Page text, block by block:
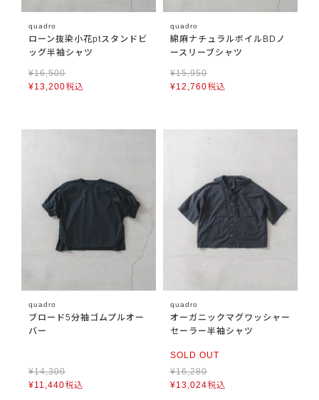
quadro
ローン抜染小花ptスタンドビ
ッグ半袖シャツ
¥16,500
¥13,200税込
quadro
綿麻ナチュラルボイルBDノ
ースリーブシャツ
¥15,950
¥12,760税込
quadro
ブロード5分袖ゴムプルオー
バー
¥14,300
¥11,440税込
quadro
オーガニックマグワッシャー
セーラー半袖シャツ
SOLD OUT
¥16,280
¥13,024税込